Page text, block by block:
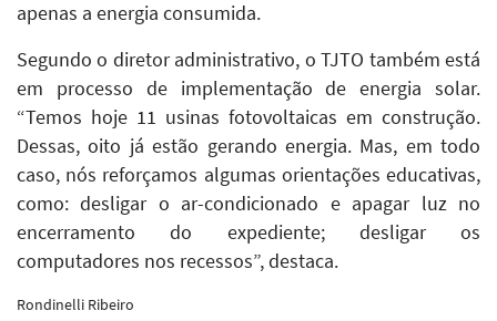
apenas a energia consumida.
Segundo o diretor administrativo, o TJTO também está
em processo de implementação de energia solar.
“Temos hoje 11 usinas fotovoltaicas em construção.
Dessas, oito já estão gerando energia. Mas, em todo
caso, nós reforçamos algumas orientações educativas,
como: desligar o ar-condicionado e apagar luz no
encerramento do expediente; desligar os
computadores nos recessos”, destaca.
Rondinelli Ribeiro